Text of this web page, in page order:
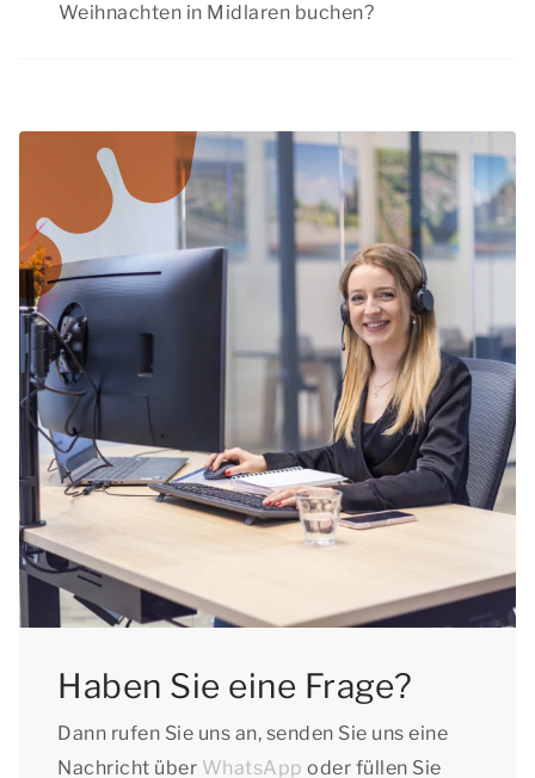
Weihnachten in Midlaren buchen?
Aufenthalt bei Weihnachten in Midlaren
rechtzeitig zu buchen, um sicherzustellen, dass
Sie die gewünschte Unterkunft erhalten.
Haben Sie eine Frage?
Dann rufen Sie uns an, senden Sie uns eine
Nachricht über WhatsApp oder füllen Sie